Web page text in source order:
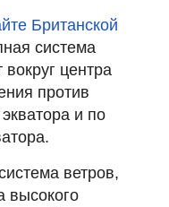
Британской
система
вокруг центра
против
и по
ветров,
высокого